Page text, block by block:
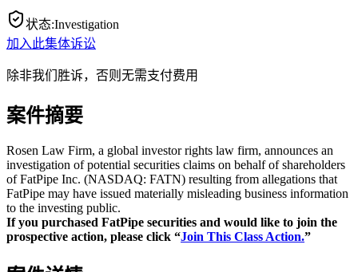
状态:Investigation
加入此集体诉讼
除非我们胜诉，否则无需支付费用
案件摘要
Rosen Law Firm, a global investor rights law firm, announces an
investigation of potential securities claims on behalf of shareholders
of FatPipe Inc. (NASDAQ: FATN) resulting from allegations that
FatPipe may have issued materially misleading business information
to the investing public.
If you purchased FatPipe securities and would like to join the
prospective action, please click “Join This Class Action.”